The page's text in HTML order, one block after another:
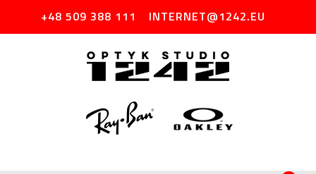
+48 509 388 111 INTERNET@1242.EU